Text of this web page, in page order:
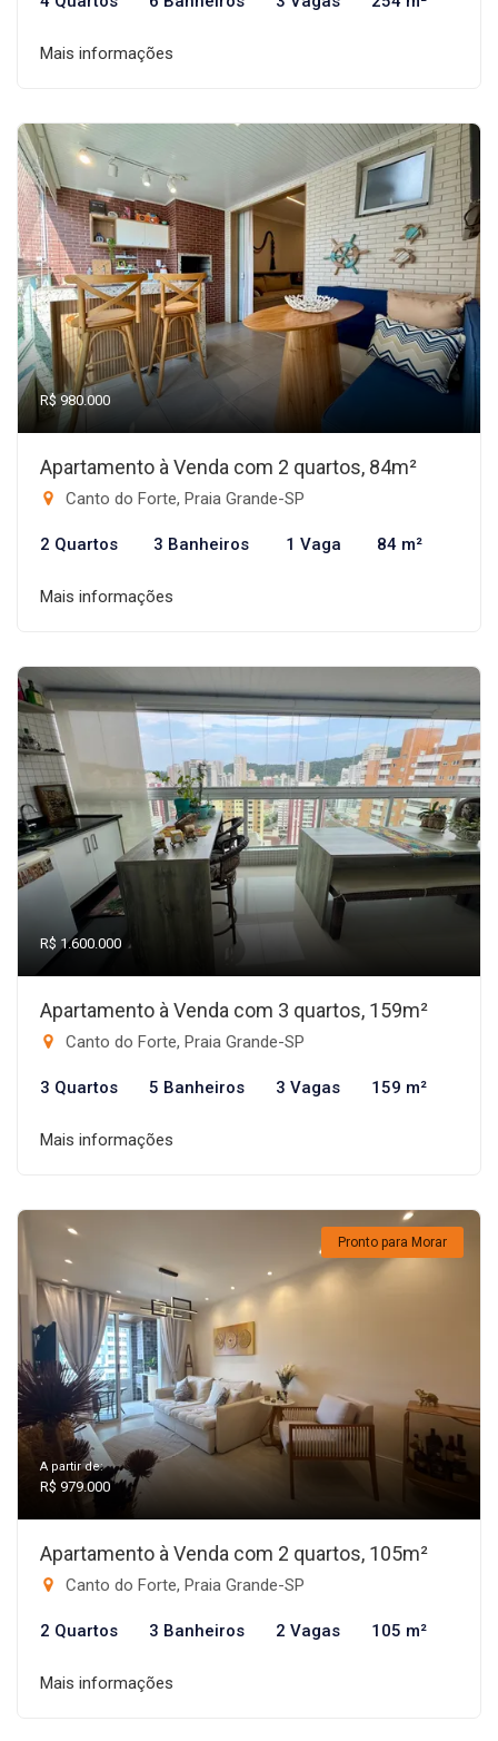
Mais informações
R$ 980.000
Apartamento à Venda com 2 quartos, 84m²
Canto do Forte, Praia Grande-SP
2 Quartos 3 Banheiros 1 Vaga 84 m²
Mais informações
R$ 1.600.000
Apartamento à Venda com 3 quartos, 159m²
Canto do Forte, Praia Grande-SP
3 Quartos 5 Banheiros 3 Vagas 159 m²
Mais informações
Pronto para Morar
A partir de:
R$ 979.000
Apartamento à Venda com 2 quartos, 105m²
Canto do Forte, Praia Grande-SP
2 Quartos 3 Banheiros 2 Vagas 105 m²
Mais informações